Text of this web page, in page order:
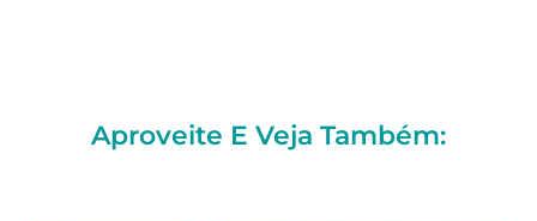
Aproveite E Veja Também: